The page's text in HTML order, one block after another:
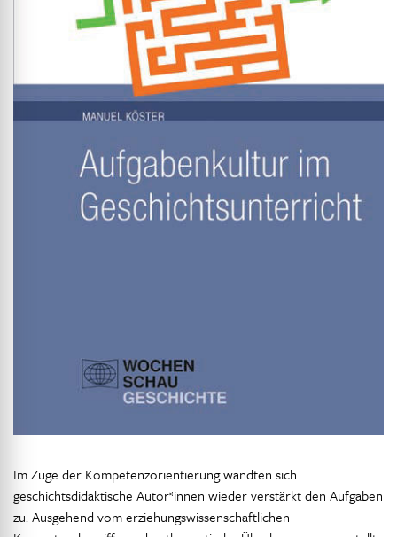
Im Zuge der Kompetenzorientierung wandten sich
geschichtsdidaktische Autor*innen wieder verstärkt den Aufgaben
zu. Ausgehend vom erziehungswissenschaftlichen